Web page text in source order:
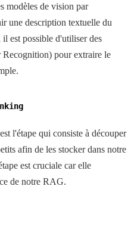
modèles de vision par
une description textuelle du
est possible d'utiliser des
pour extraire le
l'étape qui consiste à découper
afin de les stocker dans notre
est cruciale car elle
de notre RAG.